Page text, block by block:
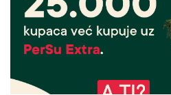
03. 08. 2026 13:23
Hibrid broj 1 koji osvaja
akcijskoj ceni od 19.990€ do